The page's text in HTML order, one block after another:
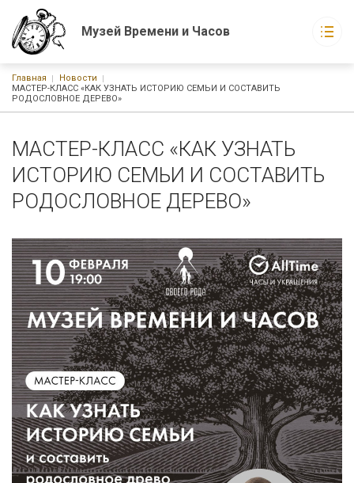
Музей Времени и Часов
События
Статьи
Книги
г. Москва, ул. Русаковская, д. 1
Watchmuseum@ya.ru
+7-926-223-15-60
Строка навигации
Главная
Новости
МАСТЕР-КЛАСС «КАК УЗНАТЬ ИСТОРИЮ СЕМЬИ И СОСТАВИТЬ
РОДОСЛОВНОЕ ДЕРЕВО»
МАСТЕР-КЛАСС «КАК УЗНАТЬ
ИСТОРИЮ СЕМЬИ И СОСТАВИТЬ
РОДОСЛОВНОЕ ДЕРЕВО»